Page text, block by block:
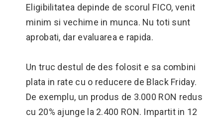
Eligibilitatea depinde de scorul FICO, venit
minim si vechime in munca. Nu toti sunt
aprobati, dar evaluarea e rapida.
Un truc destul de des folosit e sa combini
plata in rate cu o reducere de Black Friday.
De exemplu, un produs de 3.000 RON redus
cu 20% ajunge la 2.400 RON. Impartit in 12